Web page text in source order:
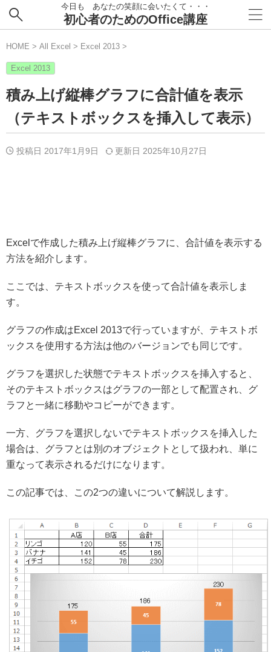
今日も あなたの笑顔に会いたくて・・・
初心者のためのOffice講座
HOME > All Excel > Excel 2013 >
Excel 2013
積み上げ縦棒グラフに合計値を表示
（テキストボックスを挿入して表示）
投稿日 2017年1月9日 更新日 2025年10月27日
Excelで作成した積み上げ縦棒グラフに、合計値を表示する
方法を紹介します。
ここでは、テキストボックスを使って合計値を表示しま
す。
グラフの作成はExcel 2013で行っていますが、テキストボ
ックスを使用する方法は他のバージョンでも同じです。
グラフを選択した状態でテキストボックスを挿入すると、
そのテキストボックスはグラフの一部として配置され、グ
ラフと一緒に移動やコピーができます。
一方、グラフを選択しないでテキストボックスを挿入した
場合は、グラフとは別のオブジェクトとして扱われ、単に
重なって表示されるだけになります。
この記事では、この2つの違いについて解説します。